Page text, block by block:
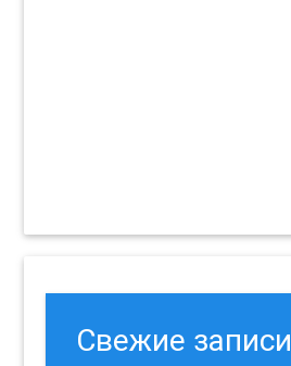
Свежие записи